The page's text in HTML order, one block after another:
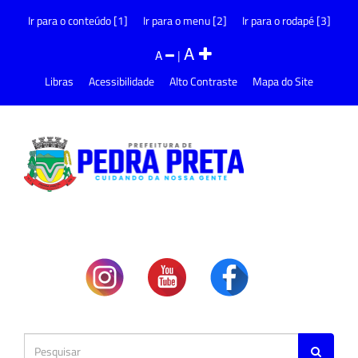
Ir para o conteúdo [1] Ir para o menu [2] Ir para o rodapé [3]
A |A
Libras Acessibilidade Alto Contraste Mapa do Site